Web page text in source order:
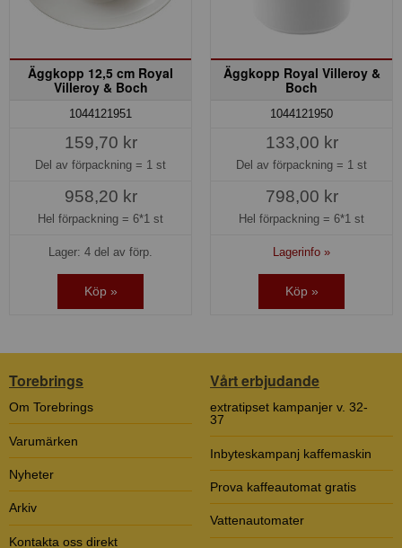
Äggkopp 12,5 cm Royal
Villeroy & Boch
1044121951
159,70 kr
Del av förpackning = 1 st
958,20 kr
Hel förpackning = 6*1 st
Lager: 4 del av förp.
Köp »
Äggkopp Royal Villeroy &
Boch
1044121950
133,00 kr
Del av förpackning = 1 st
798,00 kr
Hel förpackning = 6*1 st
Lagerinfo »
Köp »
Torebrings
Om Torebrings
Varumärken
Nyheter
Arkiv
Kontakta oss direkt
Vårt erbjudande
extratipset kampanjer v. 32-
37
Inbyteskampanj kaffemaskin
Prova kaffeautomat gratis
Vattenautomater